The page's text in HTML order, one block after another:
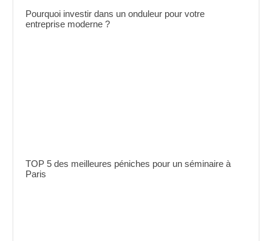
Pourquoi investir dans un onduleur pour votre
entreprise moderne ?
TOP 5 des meilleures péniches pour un séminaire à
Paris